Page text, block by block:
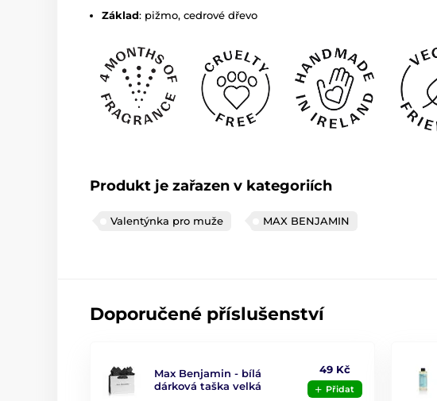
Základ: pižmo, cedrové dřevo
Produkt je zařazen v kategoriích
Valentýnka pro muže MAX BENJAMIN
Doporučené příslušenství
Max Benjamin - bílá
dárková taška velká
49 Kč
Přidat